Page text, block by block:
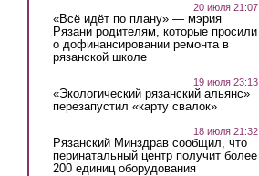
20 июля 21:07
«Всё идёт по плану» — мэрия
Рязани родителям, которые просили
о дофинансировании ремонта в
рязанской школе
19 июля 23:13
«Экологический рязанский альянс»
перезапустил «карту свалок»
18 июля 21:32
Рязанский Минздрав сообщил, что
перинатальный центр получит более
200 единиц оборудования